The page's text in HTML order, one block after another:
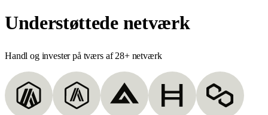
Understøttede netværk
Handl og invester på tværs af 28+ netværk